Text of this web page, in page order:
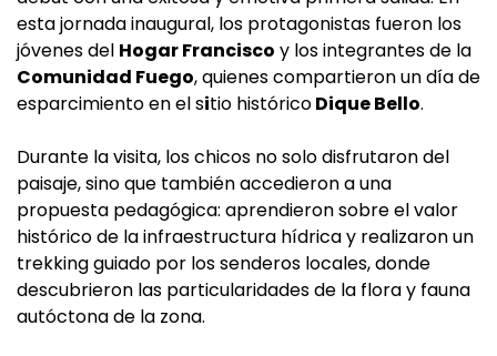
esta jornada inaugural, los protagonistas fueron los
jóvenes del Hogar Francisco y los integrantes de la
Comunidad Fuego, quienes compartieron un día de
esparcimiento en el sitio históricoDique Bello.
Durante la visita, los chicos no solo disfrutaron del
paisaje, sino que también accedieron a una
propuesta pedagógica: aprendieron sobre el valor
histórico de la infraestructura hídrica y realizaron un
trekking guiado por los senderos locales, donde
descubrieron las particularidades de la flora y fauna
autóctona de la zona.